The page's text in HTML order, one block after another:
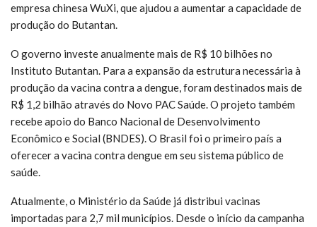
empresa chinesa WuXi, que ajudou a aumentar a capacidade de
produção do Butantan.
O governo investe anualmente mais de R$ 10 bilhões no
Instituto Butantan. Para a expansão da estrutura necessária à
produção da vacina contra a dengue, foram destinados mais de
R$ 1,2 bilhão através do Novo PAC Saúde. O projeto também
recebe apoio do Banco Nacional de Desenvolvimento
Econômico e Social (BNDES). O Brasil foi o primeiro país a
oferecer a vacina contra dengue em seu sistema público de
saúde.
Atualmente, o Ministério da Saúde já distribui vacinas
importadas para 2,7 mil municípios. Desde o início da campanha